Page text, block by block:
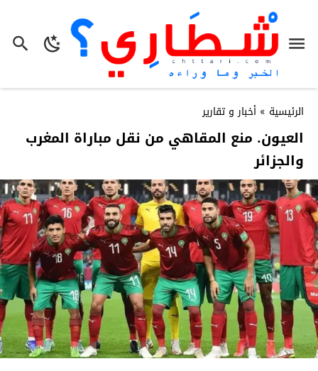
الرئيسية » أخبار و تقارير
العيون. منع المقاهي من نقل مباراة المغرب
والجزائر